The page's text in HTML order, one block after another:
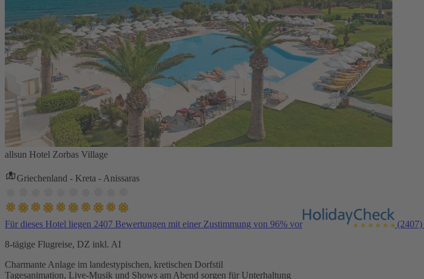
allsun Hotel Zorbas Village
Griechenland - Kreta - Anissaras
Für dieses Hotel liegen 2407 Bewertungen mit einer Zustimmung von 96% vor (2407)
8-tägige Flugreise, DZ inkl. AI
Charmante Anlage im landestypischen, kretischen Dorfstil
Tagesanimation, Live-Musik und Shows am Abend sorgen für Unterhaltung